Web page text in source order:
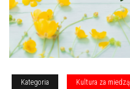
Kategoria Kultura za miedzą